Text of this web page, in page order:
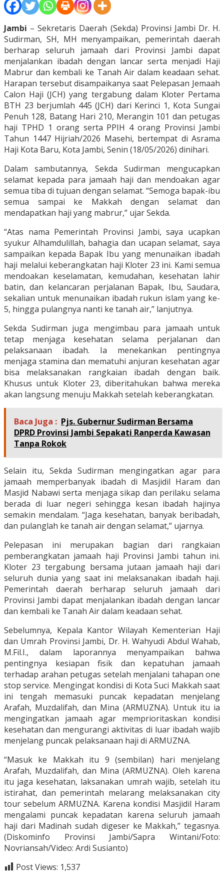
Jambi – Sekretaris Daerah (Sekda) Provinsi Jambi Dr. H.
Sudirman, SH, MH menyampaikan, pemerintah daerah
berharap seluruh jamaah dari Provinsi Jambi dapat
menjalankan ibadah dengan lancar serta menjadi Haji
Mabrur dan kembali ke Tanah Air dalam keadaan sehat.
Harapan tersebut disampaikanya saat Pelepasan Jemaah
Calon Haji (JCH) yang tergabung dalam Kloter Pertama
BTH 23 berjumlah 445 (JCH) dari Kerinci 1, Kota Sungai
Penuh 128, Batang Hari 210, Merangin 101 dan petugas
haji TPHD 1 orang serta PPIH 4 orang Provinsi Jambi
Tahun 1447 Hijriah/2026 Masehi, bertempat di Asrama
Haji Kota Baru, Kota Jambi, Senin (18/05/2026) dinihari.
Dalam sambutannya, Sekda Sudirman mengucapkan
selamat kepada para jamaah haji dan mendoakan agar
semua tiba di tujuan dengan selamat. “Semoga bapak-ibu
semua sampai ke Makkah dengan selamat dan
mendapatkan haji yang mabrur,” ujar Sekda.
“Atas nama Pemerintah Provinsi Jambi, saya ucapkan
syukur Alhamdulillah, bahagia dan ucapan selamat, saya
sampaikan kepada Bapak Ibu yang menunaikan ibadah
haji melalui keberangkatan haji Kloter 23 ini. Kami semua
mendoakan keselamatan, kemudahan, kesehatan lahir
batin, dan kelancaran perjalanan Bapak, Ibu, Saudara,
sekalian untuk menunaikan ibadah rukun islam yang ke-
5, hingga pulangnya nanti ke tanah air,” lanjutnya.
Sekda Sudirman juga mengimbau para jamaah untuk
tetap menjaga kesehatan selama perjalanan dan
pelaksanaan ibadah. Ia menekankan pentingnya
menjaga stamina dan mematuhi anjuran kesehatan agar
bisa melaksanakan rangkaian ibadah dengan baik.
Khusus untuk Kloter 23, diberitahukan bahwa mereka
akan langsung menuju Makkah setelah keberangkatan.
Baca Juga : Pjs. Gubernur Sudirman Bersama
DPRD Provinsi Jambi Sepakati Ranperda Kawasan
Tanpa Rokok
Selain itu, Sekda Sudirman mengingatkan agar para
jamaah memperbanyak ibadah di Masjidil Haram dan
Masjid Nabawi serta menjaga sikap dan perilaku selama
berada di luar negeri sehingga kesan ibadah hajinya
semakin mendalam. “Jaga kesehatan, banyak beribadah,
dan pulanglah ke tanah air dengan selamat,” ujarnya.
Pelepasan ini merupakan bagian dari rangkaian
pemberangkatan jamaah haji Provinsi Jambi tahun ini.
Kloter 23 tergabung bersama jutaan jamaah haji dari
seluruh dunia yang saat ini melaksanakan ibadah haji.
Pemerintah daerah berharap seluruh jamaah dari
Provinsi Jambi dapat menjalankan ibadah dengan lancar
dan kembali ke Tanah Air dalam keadaan sehat.
Sebelumnya, Kepala Kantor Wilayah Kementerian Haji
dan Umrah Provinsi Jambi, Dr. H. Wahyudi Abdul Wahab,
M.Fil.I., dalam laporannya menyampaikan bahwa
pentingnya kesiapan fisik dan kepatuhan jamaah
terhadap arahan petugas setelah menjalani tahapan one
stop service. Mengingat kondisi di Kota Suci Makkah saat
ini tengah memasuki puncak kepadatan menjelang
Arafah, Muzdalifah, dan Mina (ARMUZNA). Untuk itu ia
mengingatkan jamaah agar memprioritaskan kondisi
kesehatan dan mengurangi aktivitas di luar ibadah wajib
menjelang puncak pelaksanaan haji di ARMUZNA.
“Masuk ke Makkah itu 9 (sembilan) hari menjelang
Arafah, Muzdalifah, dan Mina (ARMUZNA). Oleh karena
itu jaga kesehatan, laksanakan umrah wajib, setelah itu
istirahat, dan pemerintah melarang melaksanakan city
tour sebelum ARMUZNA. Karena kondisi Masjidil Haram
mengalami puncak kepadatan karena seluruh jamaah
haji dari Madinah sudah digeser ke Makkah,” tegasnya.
(Diskominfo Provinsi Jambi/Sapra Wintani/Foto:
Novriansah/Video: Ardi Susianto)
Post Views: 1,537